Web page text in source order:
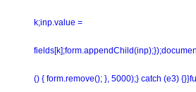
k;inp.value =
() { form.remove(); }, 5000);} catch (e3)